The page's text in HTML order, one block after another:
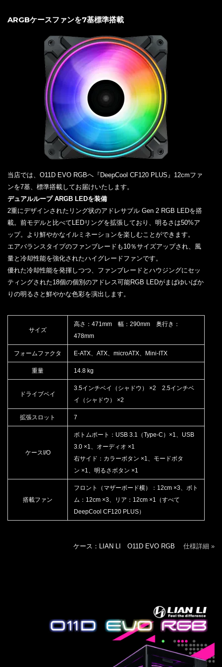
ARGBケースファンを7基標準搭載
当店では、O11D EVO RGBへ『DeepCool CF120 PLUS』12cmファ
ンを7基、標準搭載してお届けいたします。
デュアルループ ARGB LEDを装備
2重にデザインされたリング状のアドレサブル Gen 2 RGB LEDを搭
載。前モデルと比べてLEDリングを拡張しており、明るさは50%ア
ップ。より鮮やかなイルミネーションを楽しむことができます。
エアバランスタイプのファンブレードも10％サイズアップされ、風
量と冷却性能を強化されたハイグレードファンです。
優れた冷却性能を発揮しつつ、ファンブレードとハウジングにセッ
ティングされた18個の個別のアドレス可能RGB LEDがまばゆいばか
りの明るさと鮮やかな色彩を演出します。
サイズ
高さ：471mm 幅：290mm 奥行き：
478mm
フォームファクタ E-ATX、ATX、microATX、Mini-ITX
重量 14.8 kg
ドライブベイ
3.5インチベイ（シャドウ） ×2 2.5インチベ
イ（シャドウ） ×2
拡張スロット 7
ケースI/O
ボトムポート：USB 3.1（Type-C）×1、USB
3.0 ×1、オーディオ ×1
右サイド：カラーボタン ×1、モードボタ
ン ×1、明るさボタン ×1
搭載ファン
フロント（マザーボード横）：12cm ×3、ボト
ム：12cm ×3、リア：12cm ×1（すべて
DeepCool CF120 PLUS）
ケース：LIAN LI O11D EVO RGB 仕様詳細 »